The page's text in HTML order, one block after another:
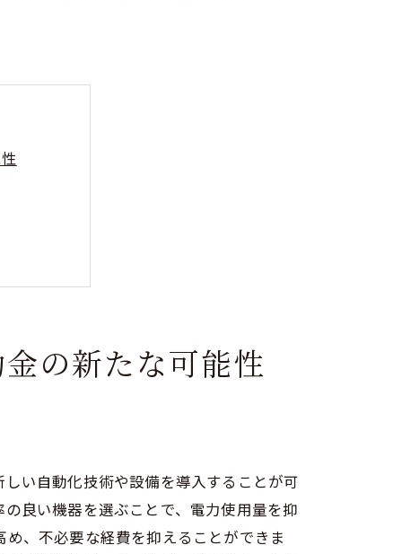
効果の新たな可能性
い自動化技術や設備を導入することが可
良い機器を選ぶことで、電力使用量を抑
、不必要な経費を抑えることができま